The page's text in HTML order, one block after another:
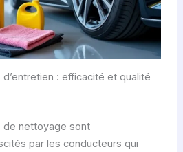
: efficacité et qualité
de nettoyage sont
par les conducteurs qui